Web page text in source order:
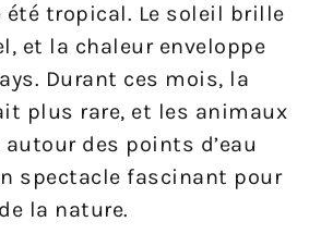
tropical. Le soleil brille
et la chaleur enveloppe
Durant ces mois, la
plus rare, et les animaux
des points d’eau
spectacle fascinant pour
la nature.